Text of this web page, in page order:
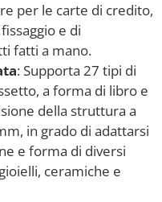
per le carte di credito,
e di
fatti a mano.
: Supporta 27 tipi di
a forma di libro e
della struttura a
in grado di adattarsi
e forma di diversi
ceramiche e